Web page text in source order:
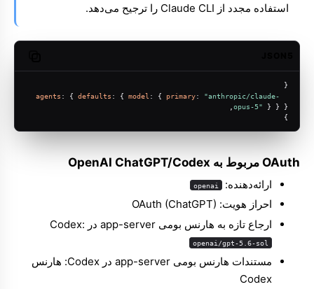
استفاده مجدد از Claude CLI را ترجیح می‌دهد.
{
agents : { defaults : { model : { primary: "anthropic/claude-
opus-5" } } },
}
OAuth مربوط به OpenAI ChatGPT/Codex
ارائه‌دهنده: openai
احراز هویت: OAuth (ChatGPT)
ارجاع تازه به هارنس بومی app-server در Codex:
openai/gpt-5.6-sol
مستندات هارنس بومی app-server در Codex:
هارنس
Codex